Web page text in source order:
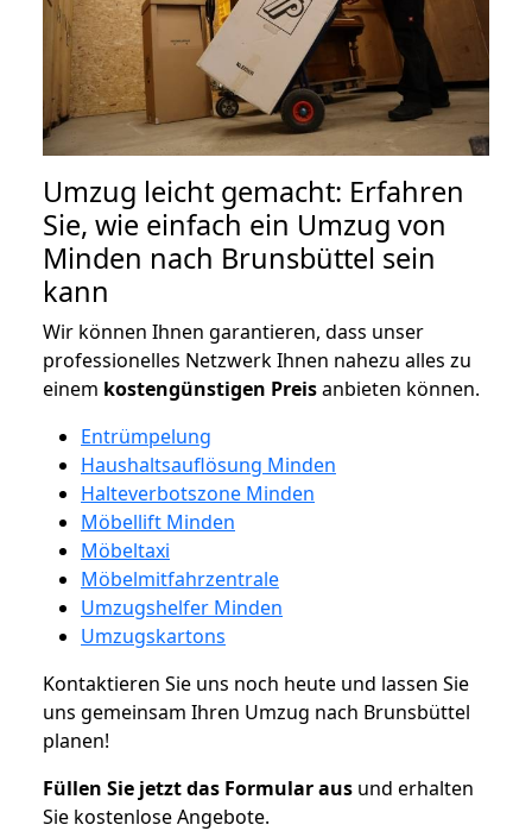
Umzug leicht gemacht: Erfahren
Sie, wie einfach ein Umzug von
Minden nach Brunsbüttel sein
kann
Wir können Ihnen garantieren, dass unser
professionelles Netzwerk Ihnen nahezu alles zu
einem kostengünstigen Preisanbieten können.
Entrümpelung
Haushaltsauflösung Minden
Halteverbotszone Minden
Möbellift Minden
Möbeltaxi
Möbelmitfahrzentrale
Umzugshelfer Minden
Umzugskartons
Kontaktieren Sie uns noch heute und lassen Sie
uns gemeinsam Ihren Umzug nach Brunsbüttel
planen!
Füllen Sie jetzt das Formular aus und erhalten
Sie kostenlose Angebote.